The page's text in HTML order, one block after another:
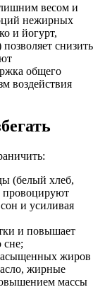
весом и
нежирных
и йогурт,
снизить
общего
воздействия
(белый хлеб,
и усиливая
и повышает
сне;
жиров
жирные
массы